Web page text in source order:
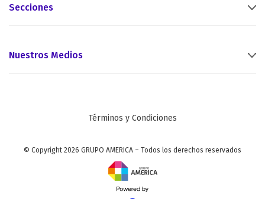
Secciones
Nuestros Medios
Términos y Condiciones
© Copyright 2026 GRUPO AMERICA – Todos los derechos reservados